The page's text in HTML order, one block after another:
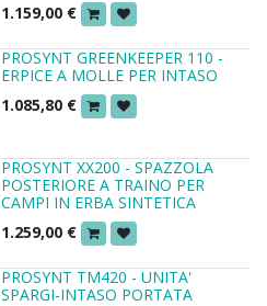
1.159,00 €
PROSYNT GREENKEEPER 110 -
ERPICE A MOLLE PER INTASO
1.085,80 €
PROSYNT XX200 - SPAZZOLA
POSTERIORE A TRAINO PER
CAMPI IN ERBA SINTETICA
1.259,00 €
PROSYNT TM420 - UNITA'
SPARGI-INTASO PORTATA